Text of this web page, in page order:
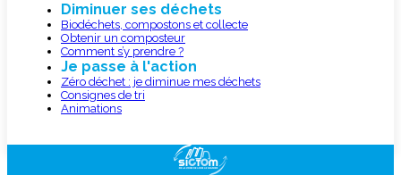
Diminuer ses déchets
Biodéchets, compostons et collecte
Obtenir un composteur
Comment s’y prendre ?
Je passe à l'action
Zéro déchet : je diminue mes déchets
Consignes de tri
Animations